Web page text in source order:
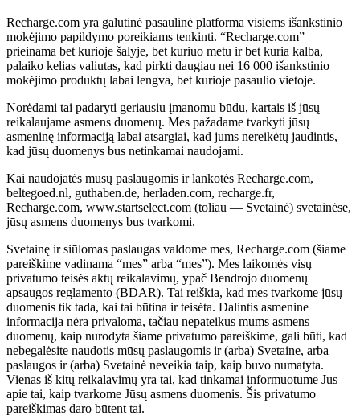
Recharge.com yra galutinė pasaulinė platforma visiems išankstinio
mokėjimo papildymo poreikiams tenkinti. “Recharge.com”
prieinama bet kurioje šalyje, bet kuriuo metu ir bet kuria kalba,
palaiko kelias valiutas, kad pirkti daugiau nei 16 000 išankstinio
mokėjimo produktų labai lengva, bet kurioje pasaulio vietoje.
Norėdami tai padaryti geriausiu įmanomu būdu, kartais iš jūsų
reikalaujame asmens duomenų. Mes pažadame tvarkyti jūsų
asmeninę informaciją labai atsargiai, kad jums nereikėtų jaudintis,
kad jūsų duomenys bus netinkamai naudojami.
Kai naudojatės mūsų paslaugomis ir lankotės Recharge.com,
beltegoed.nl, guthaben.de, herladen.com, recharge.fr,
Recharge.com, www.startselect.com (toliau — Svetainė) svetainėse,
jūsų asmens duomenys bus tvarkomi.
Svetainę ir siūlomas paslaugas valdome mes, Recharge.com (šiame
pareiškime vadinama “mes” arba “mes”). Mes laikomės visų
privatumo teisės aktų reikalavimų, ypač Bendrojo duomenų
apsaugos reglamento (BDAR). Tai reiškia, kad mes tvarkome jūsų
duomenis tik tada, kai tai būtina ir teisėta. Dalintis asmenine
informacija nėra privaloma, tačiau nepateikus mums asmens
duomenų, kaip nurodyta šiame privatumo pareiškime, gali būti, kad
nebegalėsite naudotis mūsų paslaugomis ir (arba) Svetaine, arba
paslaugos ir (arba) Svetainė neveikia taip, kaip buvo numatyta.
Vienas iš kitų reikalavimų yra tai, kad tinkamai informuotume Jus
apie tai, kaip tvarkome Jūsų asmens duomenis. Šis privatumo
pareiškimas daro būtent tai.